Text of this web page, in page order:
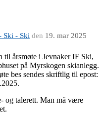
Ski - Ski den 19. mar 2025
til årsmøte i Jevnaker IF Ski,
på Myrskogen skianlegg.
bes sendes skriftlig til epost:
og talerett. Man må være